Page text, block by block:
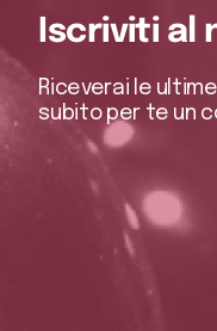
Iscriviti al
Riceverai le
subito per te un